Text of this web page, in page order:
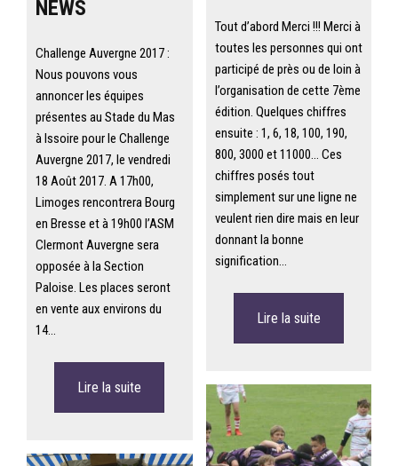
NEWS
Challenge Auvergne 2017 :
Nous pouvons vous
annoncer les équipes
présentes au Stade du Mas
à Issoire pour le Challenge
Auvergne 2017, le vendredi
18 Août 2017. A 17h00,
Limoges rencontrera Bourg
en Bresse et à 19h00 l’ASM
Clermont Auvergne sera
opposée à la Section
Paloise. Les places seront
en vente aux environs du
14…
Lire la suite
Tout d’abord Merci !!! Merci à
toutes les personnes qui ont
participé de près ou de loin à
l’organisation de cette 7ème
édition. Quelques chiffres
ensuite : 1, 6, 18, 100, 190,
800, 3000 et 11000… Ces
chiffres posés tout
simplement sur une ligne ne
veulent rien dire mais en leur
donnant la bonne
signification…
Lire la suite